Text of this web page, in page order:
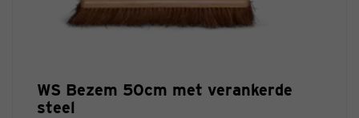
WS Bezem 50cm met verankerde
steel